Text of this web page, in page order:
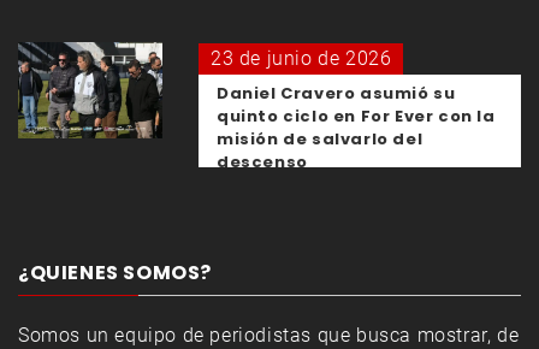
23 de junio de 2026
Daniel Cravero asumió su
quinto ciclo en For Ever con la
misión de salvarlo del
descenso
¿QUIENES SOMOS?
Somos un equipo de periodistas que busca mostrar, de